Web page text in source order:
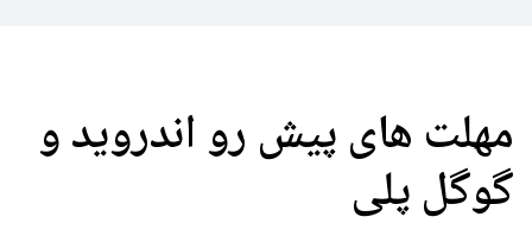
مهلت های پیش رو اندروید و
گوگل پلی